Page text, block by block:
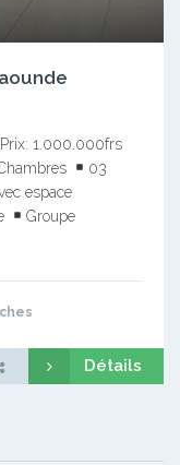
1.000.000frs
03
espace
Groupe
Détails